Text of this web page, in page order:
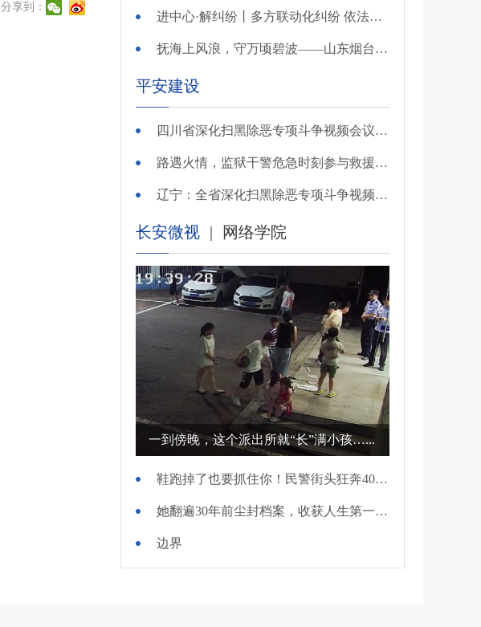
分享到：
进中心·解纠纷丨多方联动化纠纷 依法调解护农耕
抚海上风浪，守万顷碧波——山东烟台把矛盾化解在微澜未起时
平安建设
四川省深化扫黑除恶专项斗争视频会议召开 于立军出席并讲话
路遇火情，监狱干警危急时刻参与救援显身手！
辽宁：全省深化扫黑除恶专项斗争视频会议召开
长安微视 | 网络学院
一到傍晚，这个派出所就“长”满小孩…...
鞋跑掉了也要抓住你！民警街头狂奔400米擒贼
她翻遍30年前尘封档案，收获人生第一面锦旗
边界